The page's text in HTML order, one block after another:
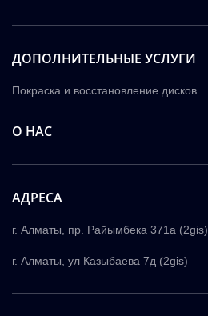
ДОПОЛНИТЕЛЬНЫЕ УСЛУГИ
Покраска и восстановление дисков
О НАС
АДРЕСА
г. Алматы, пр. Райымбека 371а (2gis)
г. Алматы, ул Казыбаева 7д (2gis)